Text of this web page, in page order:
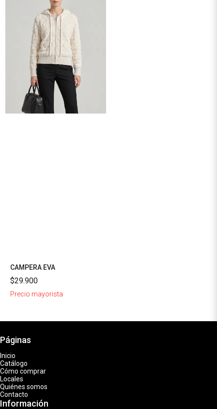
CAMPERA EVA
$29.900
Precio mayorista
Páginas
Inicio
Catálogo
Cómo comprar
Locales
Quiénes somos
Contacto
Información